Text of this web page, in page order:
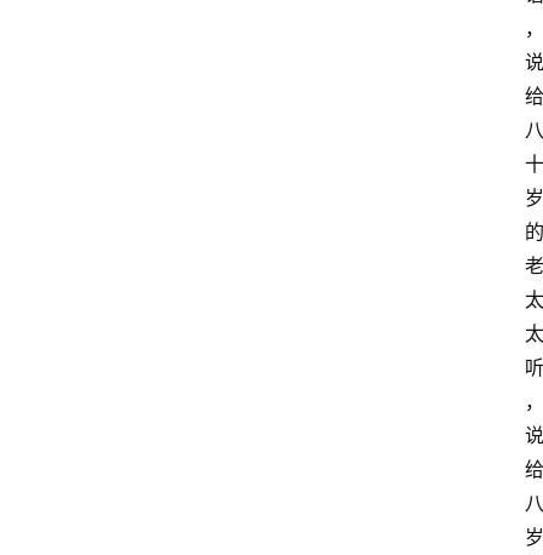
，
说
给
八
十
岁
的
老
太
太
听
，
说
给
八
岁